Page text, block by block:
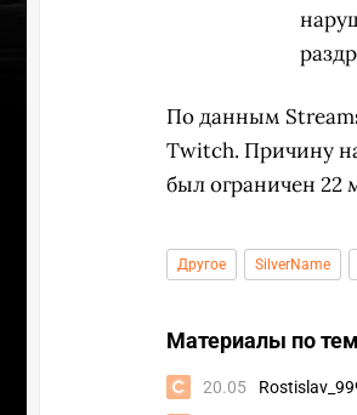
По данным
Twitch. Причину
был ограничен 22
Другое SilverName
Материалы по
20.05